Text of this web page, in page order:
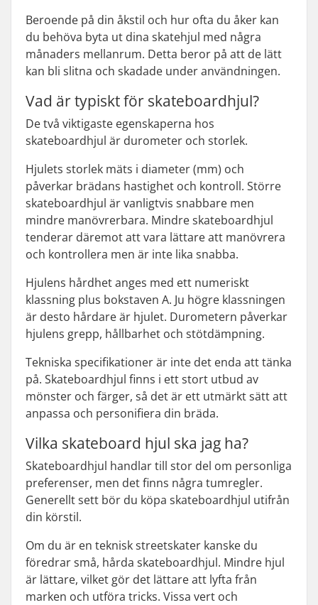
Beroende på din åkstil och hur ofta du åker kan
du behöva byta ut dina skatehjul med några
månaders mellanrum. Detta beror på att de lätt
kan bli slitna och skadade under användningen.
Vad är typiskt för skateboardhjul?
De två viktigaste egenskaperna hos
skateboardhjul är durometer och storlek.
Hjulets storlek mäts i diameter (mm) och
påverkar brädans hastighet och kontroll. Större
skateboardhjul är vanligtvis snabbare men
mindre manövrerbara. Mindre skateboardhjul
tenderar däremot att vara lättare att manövrera
och kontrollera men är inte lika snabba.
Hjulens hårdhet anges med ett numeriskt
klassning plus bokstaven A. Ju högre klassningen
är desto hårdare är hjulet. Durometern påverkar
hjulens grepp, hållbarhet och stötdämpning.
Tekniska specifikationer är inte det enda att tänka
på. Skateboardhjul finns i ett stort utbud av
mönster och färger, så det är ett utmärkt sätt att
anpassa och personifiera din bräda.
Vilka skateboard hjul ska jag ha?
Skateboardhjul handlar till stor del om personliga
preferenser, men det finns några tumregler.
Generellt sett bör du köpa skateboardhjul utifrån
din körstil.
Om du är en teknisk streetskater kanske du
föredrar små, hårda skateboardhjul. Mindre hjul
är lättare, vilket gör det lättare att lyfta från
marken och utföra tricks. Vissa vert och